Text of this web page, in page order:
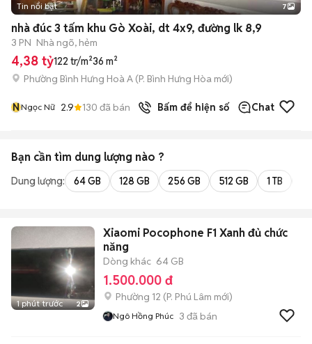
+2
Tin nổi bật 7
nhà đúc 3 tấm khu Gò Xoài, dt 4x9, đường lk 8,9
3 PN Nhà ngõ, hẻm
4,38 tỷ122 tr/m²36 m²
Phường Bình Hưng Hoà A (P. Bình Hưng Hòa mới)
NNgọc Nữ 2.9 130 đã bán Bấm để hiện số Chat
Bạn cần tìm dung lượng nào ?
Dung lượng: 64 GB 128 GB 256 GB 512 GB 1 TB
1 phút trước 2
Xiaomi Pocophone F1 Xanh đủ chức
năng
Dòng khác 64 GB
1.500.000 đ
Phường 12 (P. Phú Lâm mới)
Ngô Hồng Phúc 3 đã bán